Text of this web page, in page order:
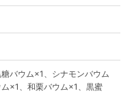
バウム×1、シナモンバウム
×1、和栗バウム×1、黒蜜